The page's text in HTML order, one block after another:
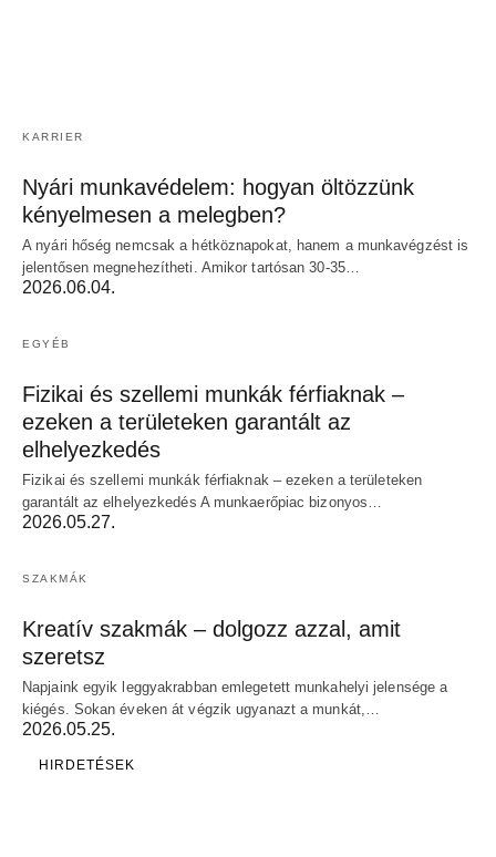
KARRIER
Nyári munkavédelem: hogyan öltözzünk
kényelmesen a melegben?
A nyári hőség nemcsak a hétköznapokat, hanem a munkavégzést is
jelentősen megnehezítheti. Amikor tartósan 30-35…
2026.06.04.
EGYÉB
Fizikai és szellemi munkák férfiaknak –
ezeken a területeken garantált az
elhelyezkedés
Fizikai és szellemi munkák férfiaknak – ezeken a területeken
garantált az elhelyezkedés A munkaerőpiac bizonyos…
2026.05.27.
SZAKMÁK
Kreatív szakmák – dolgozz azzal, amit
szeretsz
Napjaink egyik leggyakrabban emlegetett munkahelyi jelensége a
kiégés. Sokan éveken át végzik ugyanazt a munkát,…
2026.05.25.
HIRDETÉSEK